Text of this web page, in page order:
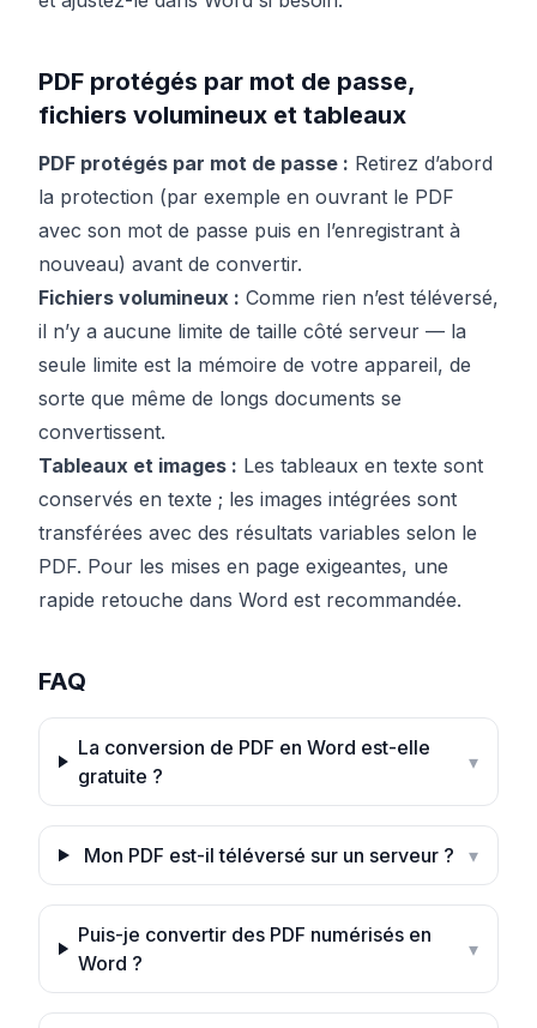
PDF protégés par mot de passe,
fichiers volumineux et tableaux
PDF protégés par mot de passe : Retirez d’abord
la protection (par exemple en ouvrant le PDF
avec son mot de passe puis en l’enregistrant à
nouveau) avant de convertir.
Fichiers volumineux : Comme rien n’est téléversé,
il n’y a aucune limite de taille côté serveur — la
seule limite est la mémoire de votre appareil, de
sorte que même de longs documents se
convertissent.
Tableaux et images : Les tableaux en texte sont
conservés en texte ; les images intégrées sont
transférées avec des résultats variables selon le
PDF. Pour les mises en page exigeantes, une
rapide retouche dans Word est recommandée.
FAQ
La conversion de PDF en Word est-elle
gratuite ?
▾
Mon PDF est-il téléversé sur un serveur ? ▾
Puis-je convertir des PDF numérisés en
Word ?
▾